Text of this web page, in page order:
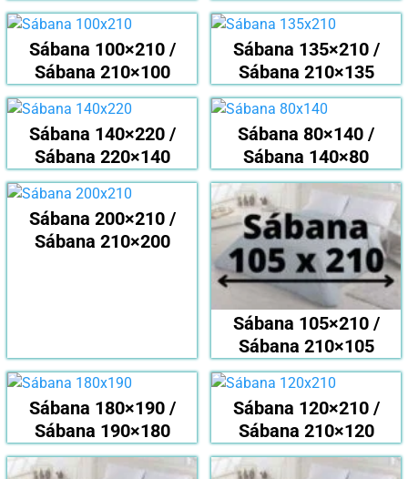
Sábana 100×210 /
Sábana 210×100
Sábana 135×210 /
Sábana 210×135
Sábana 140×220 /
Sábana 220×140
Sábana 80×140 /
Sábana 140×80
Sábana 200×210 /
Sábana 210×200
Sábana 105×210 /
Sábana 210×105
Sábana 180×190 /
Sábana 190×180
Sábana 120×210 /
Sábana 210×120